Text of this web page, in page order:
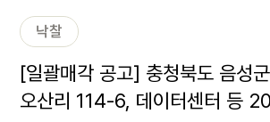
낙찰
[일괄매각 공고] 충청북도 음성
오산리 114-6, 데이터센터 등